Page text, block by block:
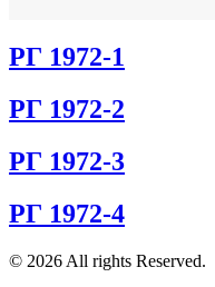
РГ 1972-1
РГ 1972-2
РГ 1972-3
РГ 1972-4
© 2026 All rights Reserved.